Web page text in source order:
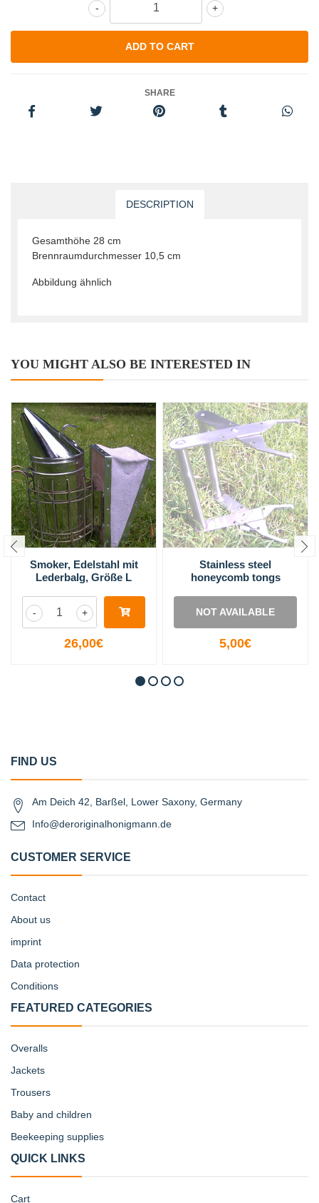
+
-
SHARE
DESCRIPTION
Gesamthöhe 28 cm
Brennraumdurchmesser 10,5 cm
Abbildung ähnlich
YOU MIGHT ALSO BE INTERESTED IN
Smoker, Edelstahl mit
Lederbalg, Größe L
+
-
26,00€
Stainless steel
honeycomb tongs
NOT AVAILABLE
5,00€
FIND US
Am Deich 42, Barßel, Lower Saxony, Germany
Info@deroriginalhonigmann.de
CUSTOMER SERVICE
Contact
About us
imprint
Data protection
Conditions
FEATURED CATEGORIES
Overalls
Jackets
Trousers
Baby and children
Beekeeping supplies
QUICK LINKS
Cart